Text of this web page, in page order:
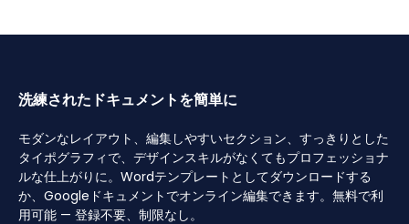
洗練されたドキュメントを簡単に
モダンなレイアウト、編集しやすいセクション、すっきりとした
タイポグラフィで、デザインスキルがなくてもプロフェッショナ
ルな仕上がりに。Wordテンプレートとしてダウンロードする
か、Googleドキュメントでオンライン編集できます。無料で利
用可能 — 登録不要、制限なし。